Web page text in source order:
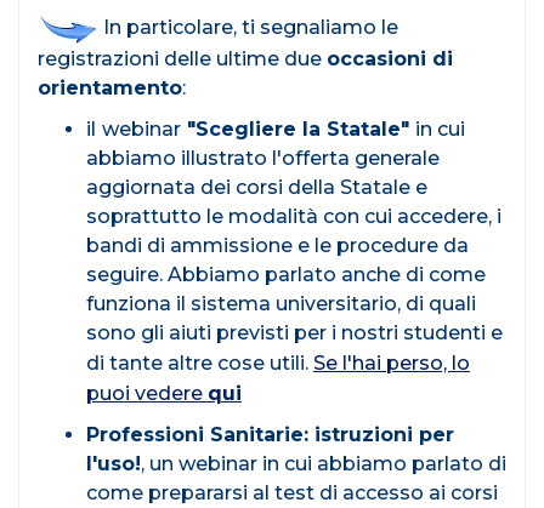
In particolare, ti segnaliamo le
registrazioni delle ultime due occasioni di
orientamento:
il webinar "Scegliere la Statale" in cui
abbiamo illustrato l'offerta generale
aggiornata dei corsi della Statale e
soprattutto le modalità con cui accedere, i
bandi di ammissione e le procedure da
seguire. Abbiamo parlato anche di come
funziona il sistema universitario, di quali
sono gli aiuti previsti per i nostri studenti e
di tante altre cose utili. Se l'hai perso, lo
puoi vedere qui
Professioni Sanitarie: istruzioni per
l'uso!, un webinar in cui abbiamo parlato di
come prepararsi al test di accesso ai corsi